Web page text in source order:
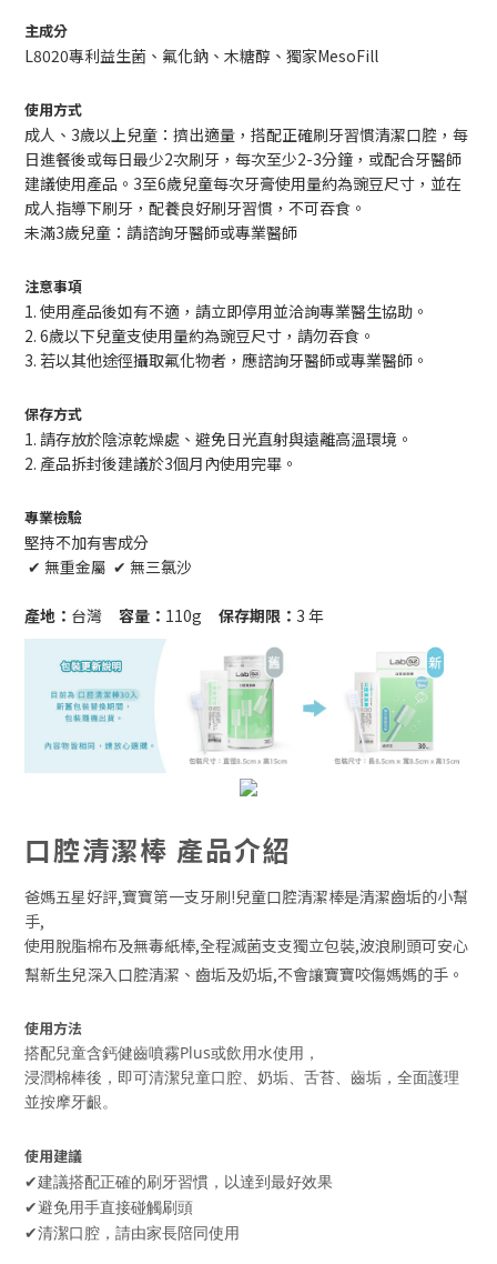
主成分
L8020專利益生菌、氟化鈉、木糖醇、獨家MesoFill
使用方式
成人、3歲以上兒童：擠出適量， 搭配正確刷牙習慣清潔口腔，每
日進餐後或每日最少2次刷牙，每次至少2-3分鐘，或配合牙醫師
建議使用產品。3至6歲兒童每次牙膏使用量約為豌豆尺寸，並在
成人指導下刷牙，配養良好刷牙習慣，不可吞食。
未滿3歲兒童：請諮詢牙醫師或專業醫師
注意事項
1. 使用產品後如有不適，請立即停用並洽詢專業醫生協助。
2. 6歲以下兒童支使用量約為豌豆尺寸，請勿吞食 。
3. 若以其他途徑攝取氟化物者，應諮詢牙醫師或專業醫師。
保存方式
1. 請存放於陰涼乾燥處、避免日光直射與遠離高溫環境。
2. 產品拆封後建議於3個月內使用完畢。
專業檢驗
堅持不加有害成分
✔︎ 無重金屬 ✔︎ 無三氯沙
產地： 台灣 容量： 110g 保存期限： 3 年
口腔清潔棒 產品介紹
爸媽五星好評,寶寶第一支牙刷!兒童口腔清潔棒是清潔齒垢的小幫
手,
使用脫脂棉布及無毒紙棒,全程滅菌支支獨立包裝,波浪刷頭可安心
幫新生兒深入口腔清潔、齒垢及奶垢,不會讓寶寶咬傷媽媽的手。
使用方法
搭配兒童含鈣健齒噴霧Plus或飲用水使用，
浸潤棉棒後，即可清潔兒童口腔、奶垢、舌苔、齒垢，全面護理
並按摩牙齦。
使用建議
✔建議搭配正確的刷牙習慣，以達到最好效果
✔避免用手直接碰觸刷頭
✔清潔口腔，請由家長陪同使用